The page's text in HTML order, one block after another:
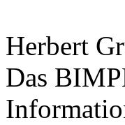
Herbert
Das